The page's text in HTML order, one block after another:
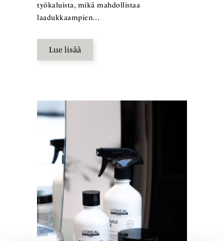
työkaluista, mikä mahdollistaa
laadukkaampien…
Lue lisää